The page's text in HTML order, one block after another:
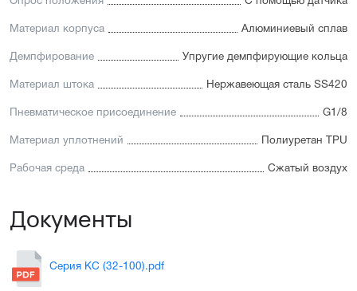
Материал корпуса Алюминиевый сплав
Демпфирование Упругие демпфирующие кольца
Материал штока Нержавеющая сталь SS420
Пневматическое присоединение G1/8
Материал уплотнений Полиуретан TPU
Рабочая среда Сжатый воздух
Документы
Серия KC (32-100).pdf